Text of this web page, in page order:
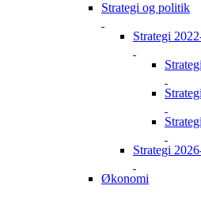
Strategi og politik
Strategi
Strategi
Økonomi